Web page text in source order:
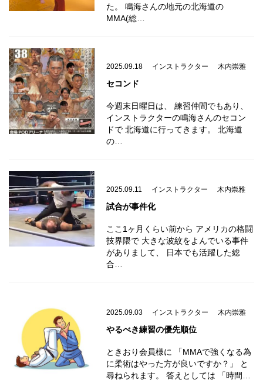
た。 鳴海さんの地元の北海道の
MMA(総…
2025.09.18 インストラクター 木内崇雅
セコンド
今週末日曜日は、 練習仲間でもあり、
インストラクターの鳴海さんのセコン
ドで 北海道に行ってきます。 北海道
の…
2025.09.11 インストラクター 木内崇雅
試合が事件化
ここ1ヶ月くらい前から アメリカの格闘
技界隈で 大きな波紋をよんでいる事件
がありまして、 日本でも活躍した総
合…
2025.09.03 インストラクター 木内崇雅
やるべき練習の優先順位
ときおり会員様に 「MMAで強くなる為
に柔術はやった方が良いですか？」 と
尋ねられます。 答えとしては 「時間…